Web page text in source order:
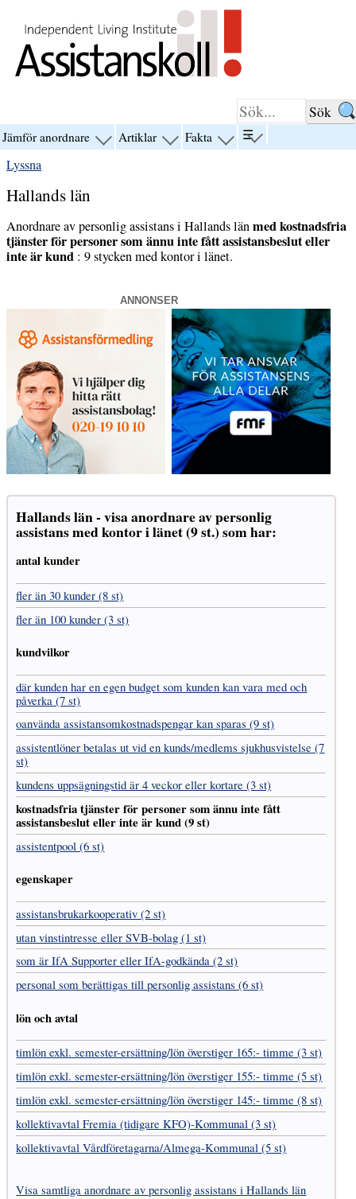
Jämför anordnare visa Artiklar visa Fakta visa
☰visa
menyn
Lyssna
Hallands län
Anordnare av personlig assistans i Hallands länmed kostnadsfria
tjänster för personer som ännu inte fått assistansbeslut eller
inte är kund : 9 stycken med kontor i länet.
ANNONSER
Hallands län - visa anordnare av personlig
assistans med kontor i länet (9 st.) som har:
antal kunder
fler än 30 kunder (8 st)
fler än 100 kunder (3 st)
kundvilkor
där kunden har en egen budget som kunden kan vara med och
påverka (7 st)
oanvända assistans­omkostnads­pengar kan sparas (9 st)
assistent­löner betalas ut vid en kunds/medlems sjukhus­vistelse (7
st)
kundens uppsägnings­tid är 4 veckor eller kortare (3 st)
kostnads­fria tjänster för personer som ännu inte fått
assistans­beslut eller inte är kund (9 st)
assistentpool (6 st)
egenskaper
assistans­brukar­kooperativ (2 st)
utan vinst­intresse eller SVB-bolag (1 st)
som är IfA Supporter eller IfA-godkända (2 st)
personal som berättigas till personlig assistans (6 st)
lön och avtal
timlön exkl. semester-ersättning/lön överstiger 165:- timme (3 st)
timlön exkl. semester-ersättning/lön överstiger 155:- timme (5 st)
timlön exkl. semester-ersättning/lön överstiger 145:- timme (8 st)
kollektivavtal Fremia (tidigare KFO)-Kommunal (3 st)
kollektivavtal Vård­företagarna­/­Almega-Kommunal (5 st)
Visa samtliga anordnare av personlig assistans i Hallands län